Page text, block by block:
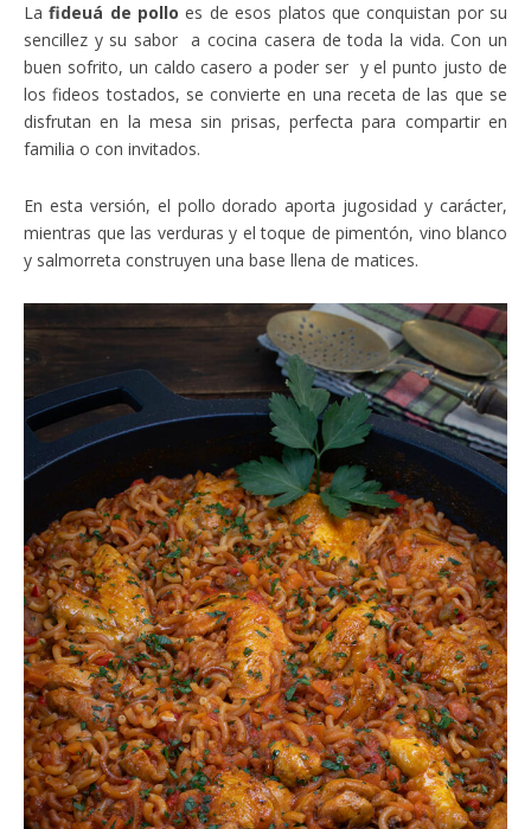
La fideuá de pollo es de esos platos que conquistan por su
sencillez y su sabor a cocina casera de toda la vida. Con un
buen sofrito, un caldo casero a poder ser y el punto justo de
los fideos tostados, se convierte en una receta de las que se
disfrutan en la mesa sin prisas, perfecta para compartir en
familia o con invitados.
En esta versión, el pollo dorado aporta jugosidad y carácter,
mientras que las verduras y el toque de pimentón, vino blanco
y salmorreta construyen una base llena de matices.